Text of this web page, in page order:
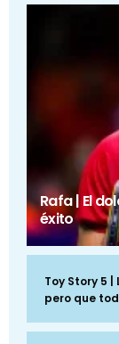
Rafa | El
éxito
Toy Story 5
pero que